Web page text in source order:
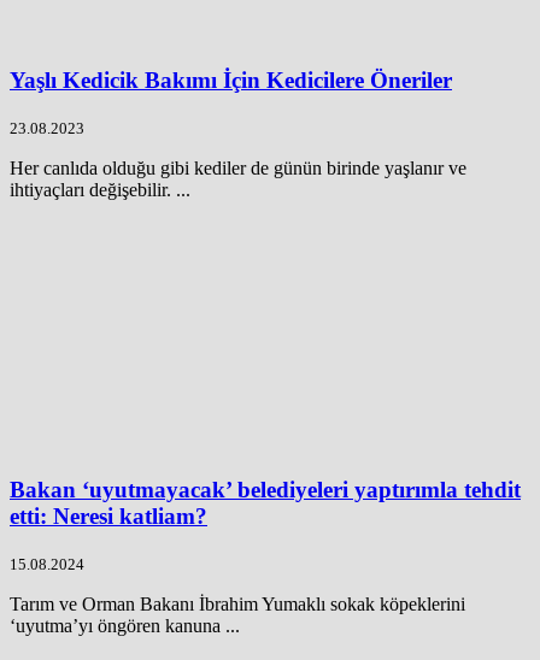
Yaşlı Kedicik Bakımı İçin Kedicilere Öneriler
23.08.2023
Her canlıda olduğu gibi kediler de günün birinde yaşlanır ve
ihtiyaçları değişebilir. ...
Bakan ‘uyutmayacak’ belediyeleri yaptırımla tehdit
etti: Neresi katliam?
15.08.2024
Tarım ve Orman Bakanı İbrahim Yumaklı sokak köpeklerini
‘uyutma’yı öngören kanuna ...